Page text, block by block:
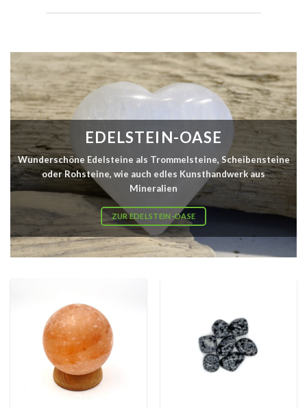
EDELSTEIN-OASE
Wunderschöne Edelsteine als Trommelsteine, Scheibensteine
oder Rohsteine, wie auch edles Kunsthandwerk aus
Mineralien
ZUR EDELSTEIN-OASE